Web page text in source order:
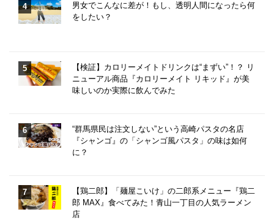
男女でこんなに差が！もし、透明人間になったら何
をしたい？
【検証】カロリーメイトドリンクは“まずい”！？ リ
ニューアル商品『カロリーメイト リキッド』が美
味しいのか実際に飲んでみた
“群馬県民は注文しない”という高崎パスタの名店
『シャンゴ』の「シャンゴ風パスタ」の味は如何
に？
【鶏二郎】「麺屋こいけ」の二郎系メニュー『鶏二
郎 MAX』食べてみた！青山一丁目の人気ラーメン
店